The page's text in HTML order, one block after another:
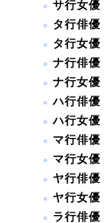
サ行女優
タ行俳優
タ行女優
ナ行俳優
ナ行女優
ハ行俳優
ハ行女優
マ行俳優
マ行女優
ヤ行俳優
ヤ行女優
ラ行俳優